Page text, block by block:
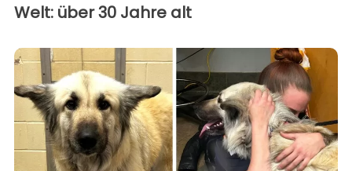
Welt: über 30 Jahre alt